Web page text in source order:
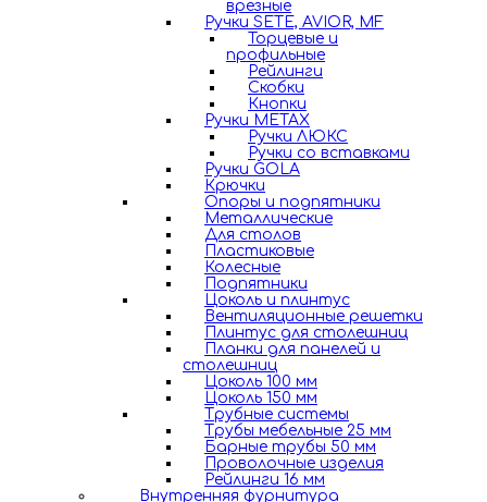
врезные
Ручки SETE, AVIOR, MF
Торцевые и
профильные
Рейлинги
Скобки
Кнопки
Ручки METAX
Ручки ЛЮКС
Ручки со вставками
Ручки GOLA
Крючки
Опоры и подпятники
Металлические
Для столов
Пластиковые
Колесные
Подпятники
Цоколь и плинтус
Вентиляционные решетки
Плинтус для столешниц
Планки для панелей и
столешниц
Цоколь 100 мм
Цоколь 150 мм
Трубные системы
Трубы мебельные 25 мм
Барные трубы 50 мм
Проволочные изделия
Рейлинги 16 мм
Внутренняя фурнитура